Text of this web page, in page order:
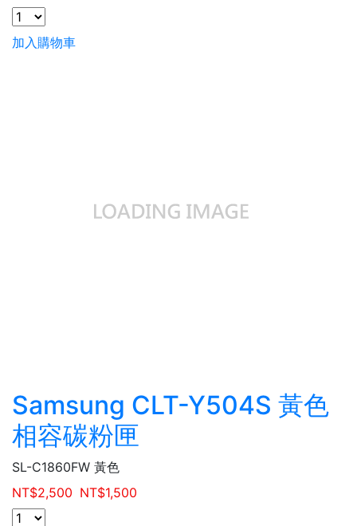
加入購物車
Samsung CLT-Y504S 黃色
相容碳粉匣
SL-C1860FW 黃色
NT$2,500 NT$1,500